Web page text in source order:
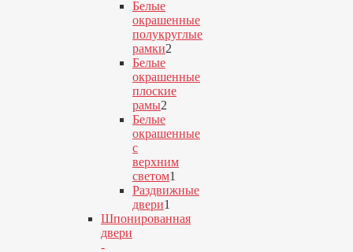
товаров
Белые
окрашенные
полукруглые
рамки2
2
товара
Белые
окрашенные
плоские
рамы2
2
товара
Белые
окрашенные
с
верхним
светом1
1
товар
Раздвижные
двери1
1
Шпонированная
двери
-